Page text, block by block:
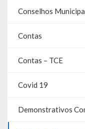
Galeria de Soberanas
Galeria de Vereadores
Publicações
Conselhos
Contas
Contas – TCE
Covid 19
Demonstrativos